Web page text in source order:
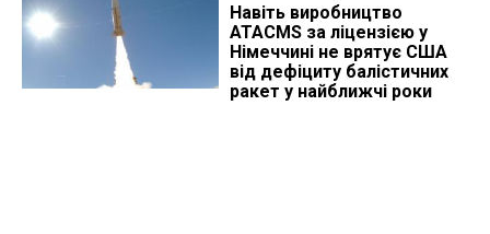
Навіть виробництво
ATACMS за ліцензією у
Німеччині не врятує США
від дефіциту балістичних
ракет у найближчі роки